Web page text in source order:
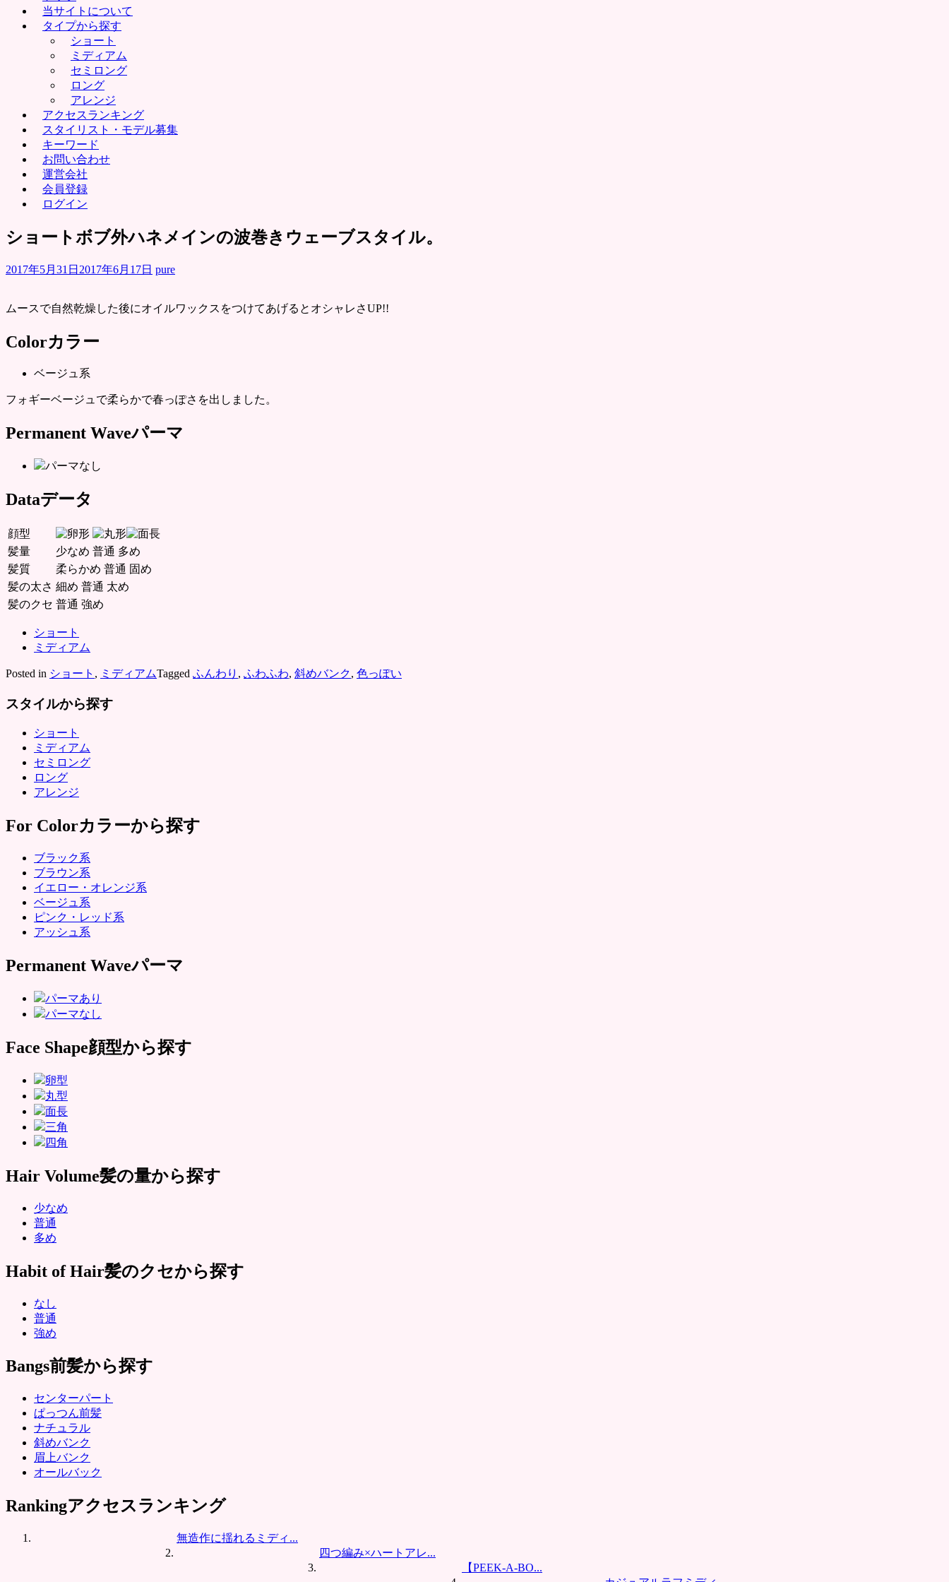
当サイトについて
タイプから探す
ショート
ミディアム
セミロング
ロング
アレンジ
アクセスランキング
スタイリスト・モデル募集
キーワード
お問い合わせ
運営会社
会員登録
ログイン
ショートボブ外ハネメインの波巻きウェーブスタイル。
2017年5月31日 2017年6月17日 pure
ムースで自然乾燥した後にオイルワックスをつけてあげるとオシャレさUP!!
Colorカラー
ベージュ系
フォギーベージュで柔らかで春っぽさを出しました。
Permanent Waveパーマ
パーマなし
Dataデータ
顔型
髪量
少なめ 普通 多め
髪質
柔らかめ 普通 固め
髪の太さ 細め 普通 太め
髪のクセ 普通 強め
ショート
ミディアム
Posted in ショート , ミディアムTagged ふんわり , ふわふわ, 斜めバンク, 色っぽい
スタイルから探す
ショート
ミディアム
セミロング
ロング
アレンジ
For Colorカラーから探す
ブラック系
ブラウン系
イエロー・オレンジ系
ベージュ系
ピンク・レッド系
アッシュ系
Permanent Waveパーマ
パーマあり
パーマなし
Face Shape顔型から探す
卵型
丸型
面長
三角
四角
Hair Volume髪の量から探す
少なめ
普通
多め
Habit of Hair髪のクセから探す
なし
普通
強め
Bangs前髪から探す
センターパート
ぱっつん前髪
ナチュラル
斜めバンク
眉上バンク
オールバック
Rankingアクセスランキング
無造作に揺れるミディ...
四つ編み×ハートアレ...
【PEEK-A-BO...